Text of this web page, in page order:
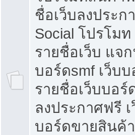
ชื่อเว็บลงประ
Social โปรโม
รายชื่อเว็บ แจ
บอร์ดsmf เว็บ
รายชื่อเว็บบอ
ลงประกาศฟรี
บอร์ดขายสินค้